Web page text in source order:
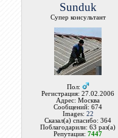
Sunduk
Супер консультант
Пол:
Регистрация: 27.02.2006
Адрес: Москва
Сообщений: 674
Images: 22
Сказал(а) спасибо: 364
Поблагодарили: 63 раз(а)
Репутация:7447